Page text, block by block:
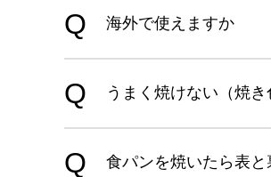
海外で使えますか
うまく焼けない（焼
食パンを焼いたら表